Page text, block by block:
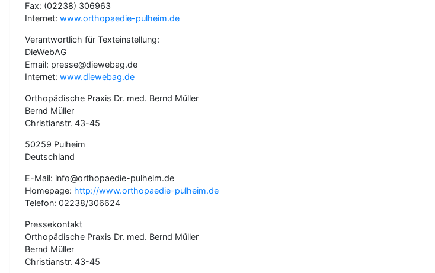
Fax: (02238) 306963
Internet: www.orthopaedie-pulheim.de
Verantwortlich für Texteinstellung:
DieWebAG
Email: presse@diewebag.de
Internet: www.diewebag.de
Orthopädische Praxis Dr. med. Bernd Müller
Bernd Müller
Christianstr. 43-45
50259 Pulheim
Deutschland
E-Mail: info@orthopaedie-pulheim.de
Homepage: http://www.orthopaedie-pulheim.de
Telefon: 02238/306624
Pressekontakt
Orthopädische Praxis Dr. med. Bernd Müller
Bernd Müller
Christianstr. 43-45